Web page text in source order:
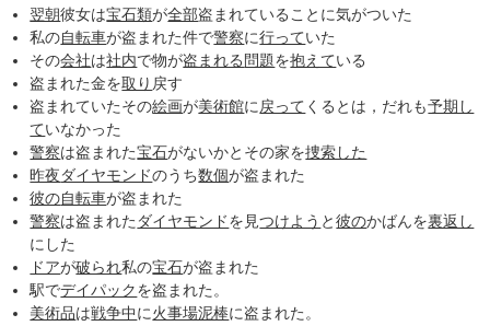
翌朝彼女は宝石類が全部盗まれていることに気がついた
私の自転車が盗まれた件で警察に行っていた
その会社は社内で物が盗まれる 問題を抱えている
盗まれた金を取り 戻す
盗まれていたその絵画が美術館に 戻って くるとは，だれも予期し
ていなかった
警察は盗まれた宝石がないかとその家を捜索した
昨夜ダイヤモンドのうち数個が盗まれた
彼の自転車が盗まれた
警察は盗まれた ダイヤモンドを見つけよう と彼のかばんを裏返し
にした
ドアが破られ私の宝石が盗まれた
駅でデイパックを盗まれた。
美術品は戦争中に火事場泥棒に盗まれた。